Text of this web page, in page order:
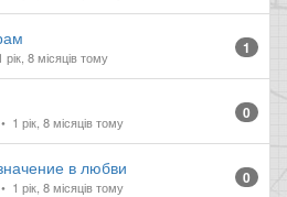
рік, 8 місяців тому 1
1 рік, 8 місяців тому 0
в любви
1 рік, 8 місяців тому 0